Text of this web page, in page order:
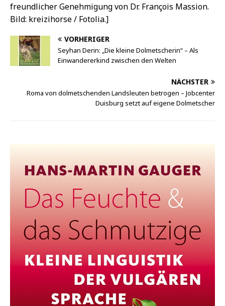
freundlicher Genehmigung von Dr. François Massion.
Bild: kreizihorse / Fotolia.]
VORHERIGER
Seyhan Derin: „Die kleine Dolmetscherin“ – Als
Einwandererkind zwischen den Welten
NÄCHSTER
Roma von dolmetschenden Landsleuten betrogen – Jobcenter
Duisburg setzt auf eigene Dolmetscher